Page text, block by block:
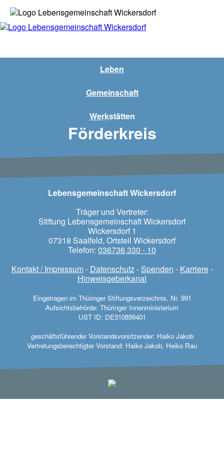
Leben
Gemeinschaft
Werkstätten
Förderkreis
Lebensgemeinschaft Wickersdorf
Träger und Vertreter:
Stiftung Lebensgemeinschaft Wickersdorf
Wickersdorf 1
07318 Saalfeld, Ortsteil Wickersdorf
Telefon: 036736 330 - 10
Kontakt / Impressum- Datenschutz - Spenden - Karriere-
Hinweisgeberkanal
Eingetragen im Thüringer Stiftungsverzeichnis, Nr. 991
Aufsichtsbehörde: Thüringer Innenministerium
UST ID: DE310899401
geschäftsführender Vorstandsvorsitzender: Haiko Jakob
Vertretungsberechtigter Vorstand: Haiko Jakob, Heiko Rau